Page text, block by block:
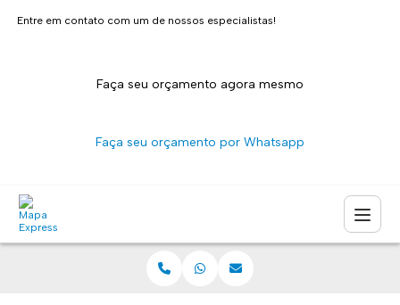
Entre em contato com um de nossos especialistas!
Faça seu orçamento agora mesmo
Faça seu orçamento por Whatsapp